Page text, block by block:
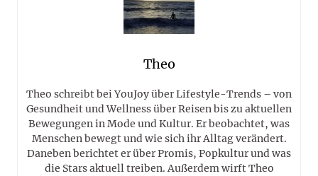
Theo
Theo schreibt bei YouJoy über Lifestyle-Trends – von
Gesundheit und Wellness über Reisen bis zu aktuellen
Bewegungen in Mode und Kultur. Er beobachtet, was
Menschen bewegt und wie sich ihr Alltag verändert.
Daneben berichtet er über Promis, Popkultur und was
die Stars aktuell treiben. Außerdem wirft Theo